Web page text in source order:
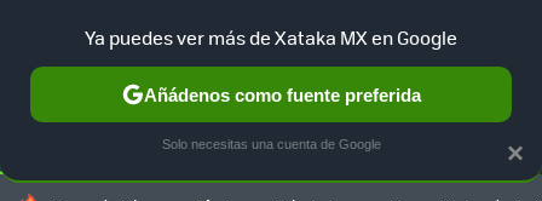
SELECCIÓN GAMING HOME AUTO TERRITORIO
×
Ya puedes ver más de Xataka MX en Google
Añádenos como fuente preferida
Solo necesitas una cuenta de Google